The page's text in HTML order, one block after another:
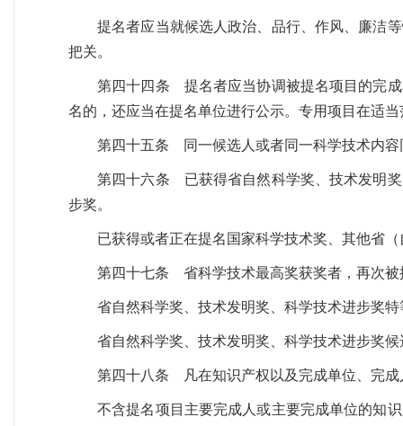
提名者应当就候选人政治、品行、作风、廉洁
把关。
第四十四条 提名者应当协调被提名项目的完
名的，还应当在提名单位进行公示。专用项目在适
第四十五条 同一候选人或者同一科学技术内容
第四十六条 已获得省自然科学奖、技术发明
步奖。
已获得或者正在提名国家科学技术奖、其他省
第四十七条 省科学技术最高奖获奖者，再次被
省自然科学奖、技术发明奖、科学技术进步奖
省自然科学奖、技术发明奖、科学技术进步奖
第四十八条 凡在知识产权以及完成单位、完成
不含提名项目主要完成人或主要完成单位的知